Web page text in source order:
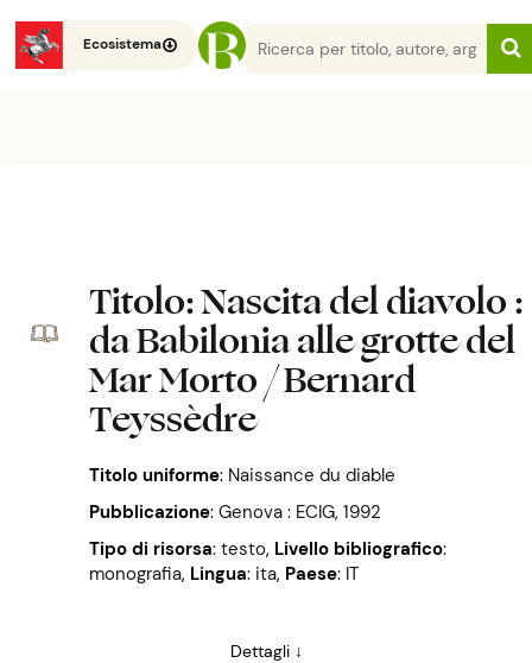
Ecosistema
Titolo: Nascita del diavolo :
da Babilonia alle grotte del
Mar Morto / Bernard
Teyssèdre
Titolo uniforme: Naissance du diable
Pubblicazione: Genova : ECIG, 1992
Tipo di risorsa: testo, Livello bibliografico:
monografia, Lingua: ita, Paese: IT
Dettagli ↓